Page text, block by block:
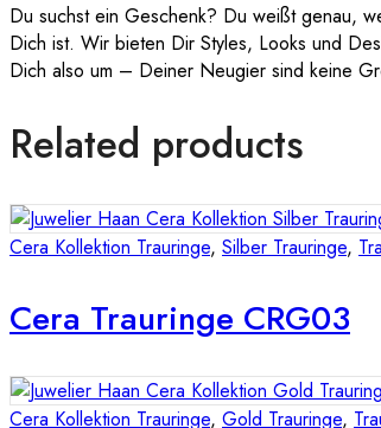
Du suchst ein Geschenk? Du weißt genau,
Dich ist. Wir bieten Dir Styles, Looks und
Dich also um – Deiner Neugier sind keine
Related products
Cera Kollektion Trauringe, Silber Trauringe,
Cera Trauringe CRG03
Cera Kollektion Trauringe, Gold Trauringe,